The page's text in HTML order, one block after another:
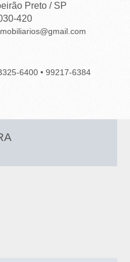
Preto / SP
420
6400 • 99217-6384